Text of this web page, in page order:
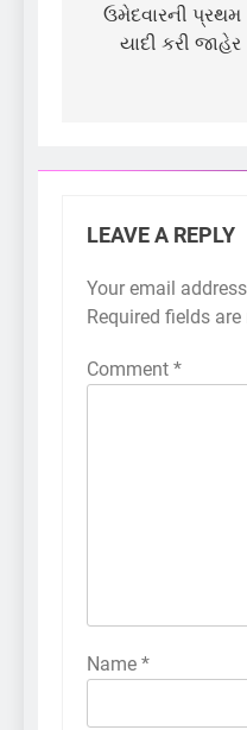
ઉમેદવારની પ્રથમ
યાદી કરી જાહેર
LEAVE A REPLY
Your email
Required fields are
Comment *
Name *